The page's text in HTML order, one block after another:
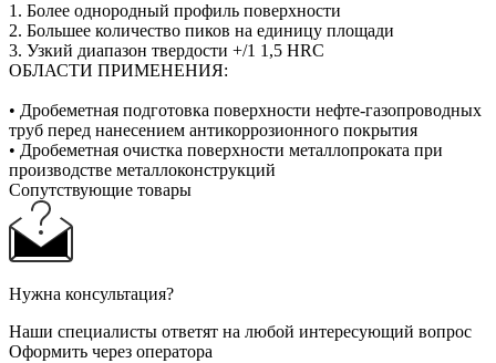
1. Более однородный профиль поверхности
2. Большее количество пиков на единицу площади
3. Узкий диапазон твердости +/1 1,5 HRC
ОБЛАСТИ ПРИМЕНЕНИЯ:
• Дробеметная подготовка поверхности нефте-газопроводных
труб перед нанесением антикоррозионного покрытия
• Дробеметная очистка поверхности металлопроката при
производстве металлоконструкций
Сопутствующие товары
Нужна консультация?
Наши специалисты ответят на любой интересующий вопрос
Оформить через оператора